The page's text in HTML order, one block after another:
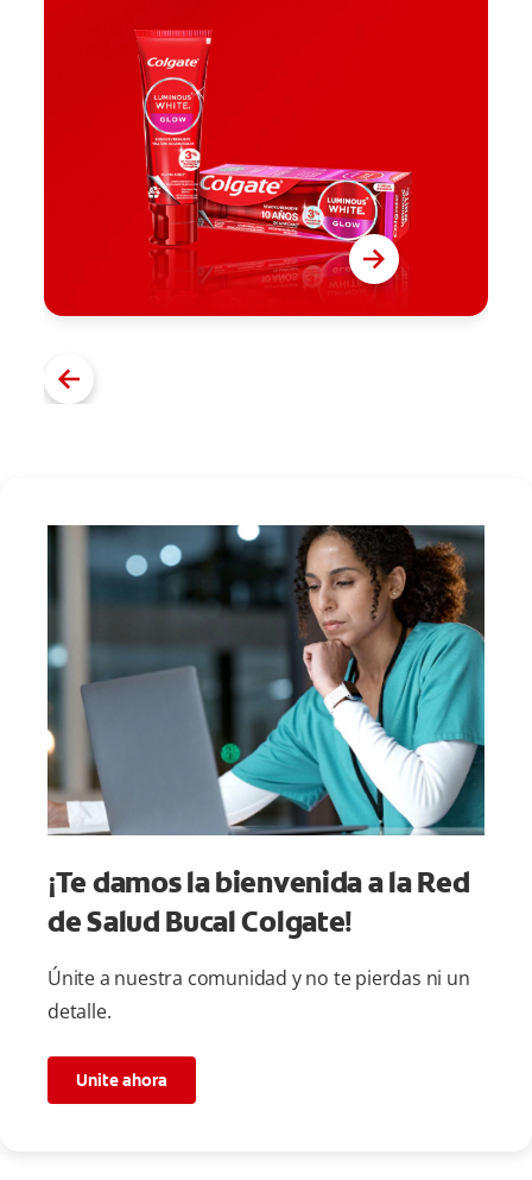
¡Te damos la bienvenida a la Red
de Salud Bucal Colgate!
Únite a nuestra comunidad y no te pierdas ni un
detalle.
Unite ahora